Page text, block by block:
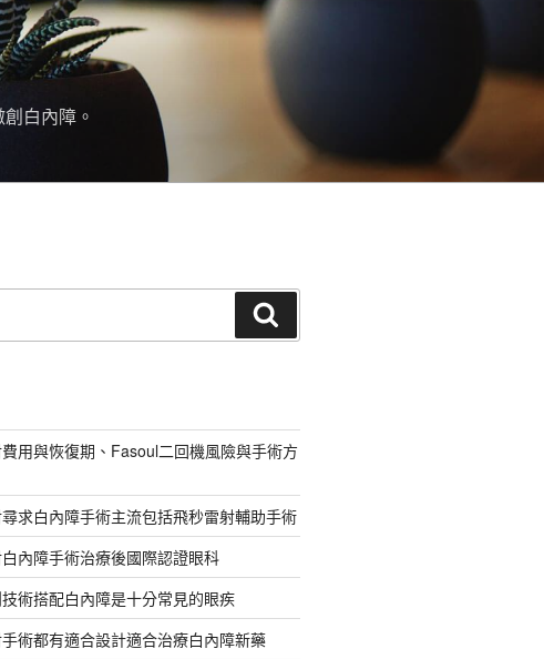
白內障。
尋
用與恢復期、Fasoul二回機風險與手術方
求白內障手術主流包括飛秒雷射輔助手術
內障手術治療後國際認證眼科
術搭配白內障是十分常見的眼疾
術都有適合設計適合治療白內障新藥